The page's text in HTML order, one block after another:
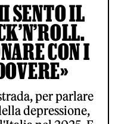
SENTO IL
CON I
per parlare
depressione,